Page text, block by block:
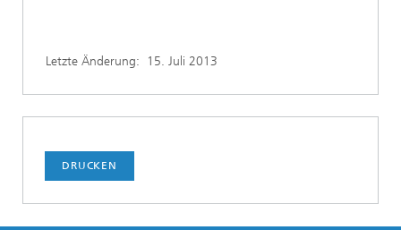
Letzte Änderung: 15. Juli 2013
DRUCKEN